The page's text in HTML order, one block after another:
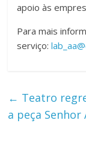
apoio às
Para mais
serviço:
← Teatro
a peça Senhor